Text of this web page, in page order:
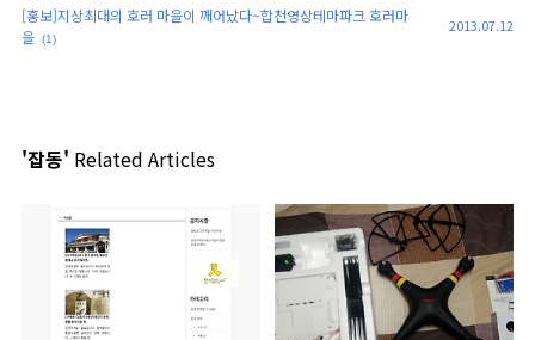
[홍보]지상최대의 호러 마을이 깨어났다~합천영상테마파크 호러마
을 (1)
2013.07.12
'잡동' Related Articles